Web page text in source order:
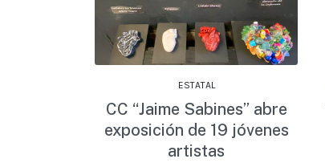
ESTATAL
CC “Jaime Sabines” abre
exposición de 19 jóvenes
artistas